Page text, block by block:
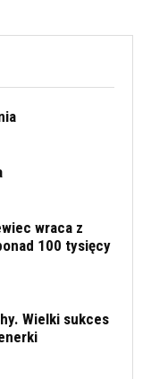
wraca z
100 tysięcy
Wielki sukces